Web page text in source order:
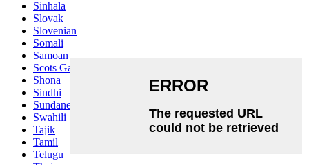
Sinhala
Slovak
Slovenian
Somali
Samoan
Scots Gaelic
Shona
Sindhi
Sundanese
Swahili
Tajik
Tamil
Telugu